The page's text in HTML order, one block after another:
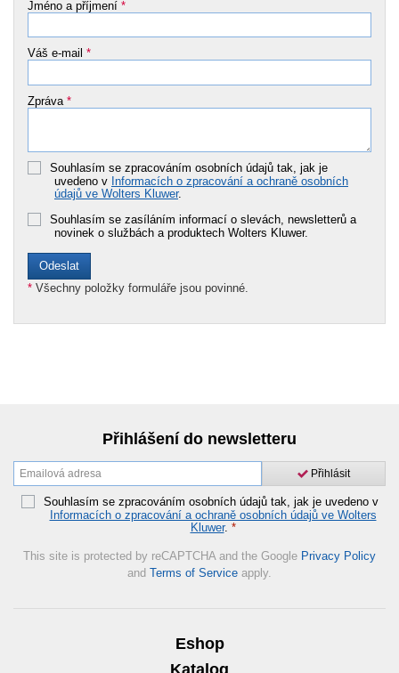
Jméno a příjmení *
Váš e-mail *
Zpráva *
Souhlasím se zpracováním osobních údajů tak, jak je
uvedeno v Informacích o zpracování a ochraně osobních
údajů ve Wolters Kluwer.
Souhlasím se zasíláním informací o slevách, newsletterů a
novinek o službách a produktech Wolters Kluwer.
* Všechny položky formuláře jsou povinné.
Přihlášení do newsletteru
Přihlásit
Souhlasím se zpracováním osobních údajů tak, jak je uvedeno v
Informacích o zpracování a ochraně osobních údajů ve Wolters
Kluwer. *
This site is protected by reCAPTCHA and the Google Privacy Policy
and Terms of Service apply.
Eshop